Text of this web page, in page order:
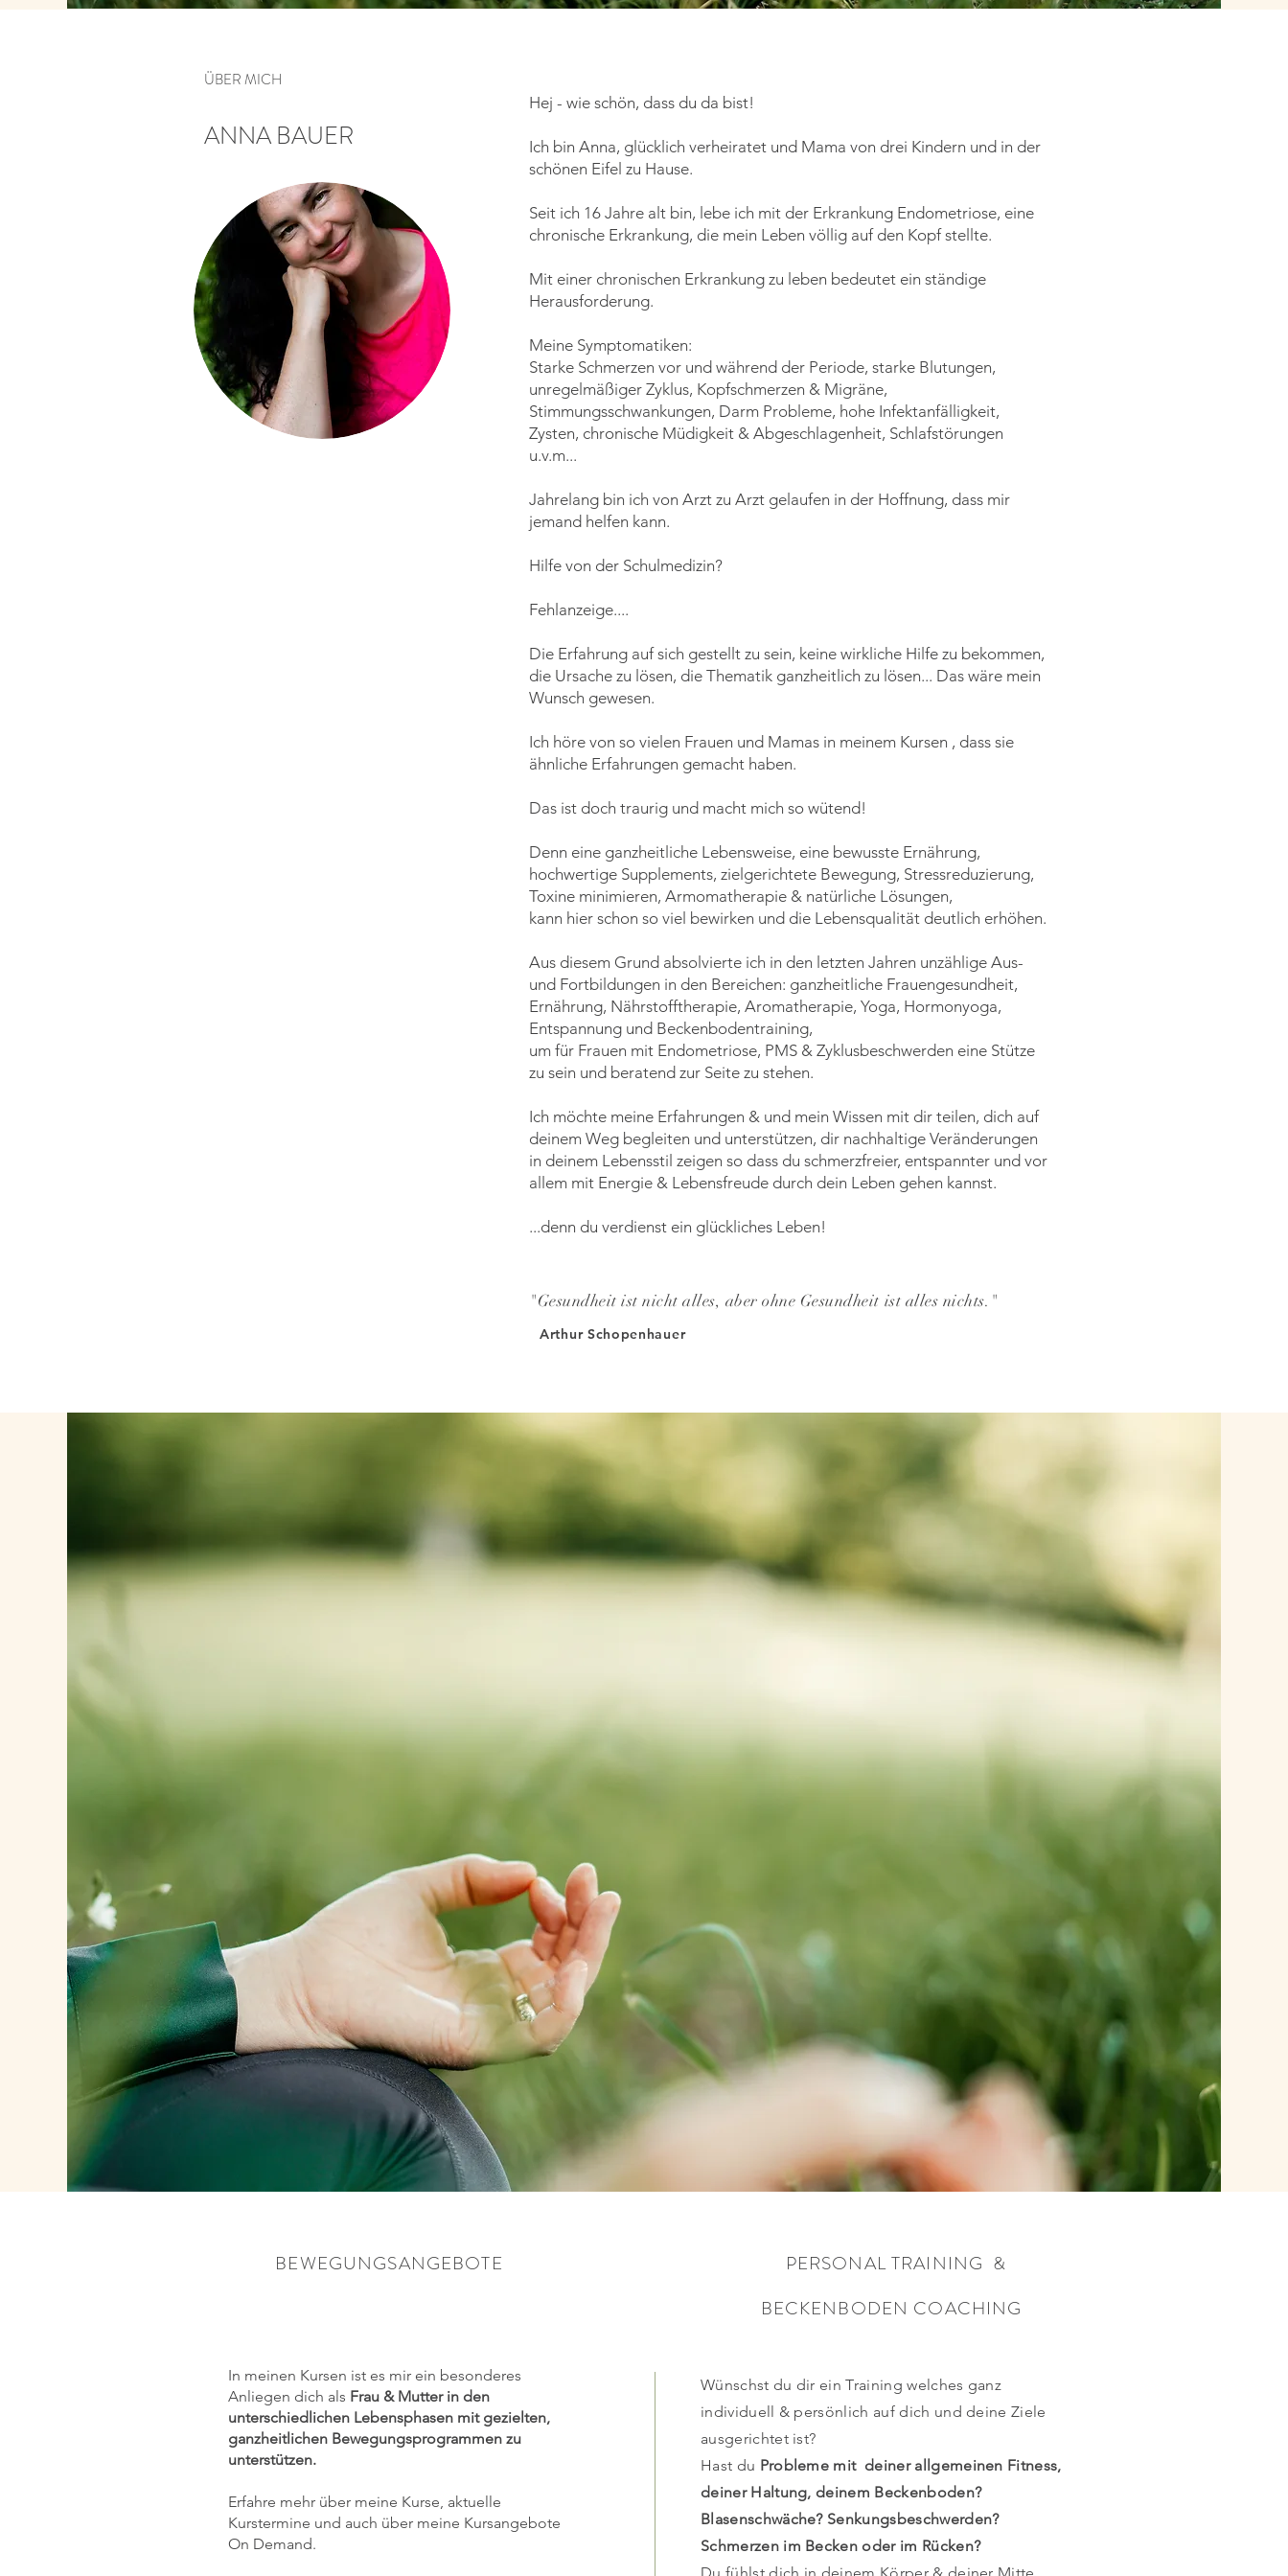
ÜBER MICH
ANNA BAUER
Hej - wie schön, dass du da bist!
Ich bin Anna, glücklich verheiratet und Mama von drei Kindern und in der
schönen Eifel zu Hause.
Seit ich 16 Jahre alt bin, lebe ich mit der Erkrankung Endometriose, eine
chronische Erkrankung, die mein Leben völlig auf den Kopf stellte.
Mit einer chronischen Erkrankung zu leben bedeutet ein ständige
Herausforderung.
Meine Symptomatiken:
Starke Schmerzen vor und während der Periode, starke Blutungen,
unregelmäßiger Zyklus, Kopfschmerzen & Migräne,
Stimmungsschwankungen, Darm Probleme, hohe Infektanfälligkeit,
Zysten, chronische Müdigkeit & Abgeschlagenheit, Schlafstörungen
u.v.m...
Jahrelang bin ich von Arzt zu Arzt gelaufen in der Hoffnung, dass mir
jemand helfen kann.
Hilfe von der Schulmedizin?
Fehlanzeige....
Die Erfahrung auf sich gestellt zu sein, keine wirkliche Hilfe zu bekommen,
die Ursache zu lösen, die Thematik ganzheitlich zu lösen... Das wäre mein
Wunsch gewesen.
Ich höre von so vielen Frauen und Mamas in meinem Kursen , dass sie
ähnliche Erfahrungen gemacht haben.
Das ist doch traurig und macht mich so wütend!
Denn eine ganzheitliche Lebensweise, eine bewusste Ernährung,
hochwertige Supplements, zielgerichtete Bewegung, Stressreduzierung,
Toxine minimieren, Armomatherapie & natürliche Lösungen,
kann hier schon so viel bewirken und die Lebensqualität deutlich erhöhen.
Aus diesem Grund absolvierte ich in den letzten Jahren unzählige Aus-
und Fortbildungen in den Bereichen: ganzheitliche Frauengesundheit,
Ernährung, Nährstofftherapie, Aromatherapie, Yoga, Hormonyoga,
Entspannung und Beckenbodentraining,
um für Frauen mit Endometriose, PMS & Zyklusbeschwerden eine Stütze
zu sein und beratend zur Seite zu stehen.
Ich möchte meine Erfahrungen & und mein Wissen mit dir teilen, dich auf
deinem Weg begleiten und unterstützen, dir nachhaltige Veränderungen
in deinem Lebensstil zeigen so dass du schmerzfreier, entspannter und vor
allem mit Energie & Lebensfreude durch dein Leben gehen kannst.
...denn du verdienst ein glückliches Leben!
"Gesundheit ist nicht alles, aber ohne Gesundheit ist alles nichts."
Arthur Schopenhauer
BEWEGUNGSANGEBOTE
PERSONAL TRAINING &
BECKENBODEN COACHING
Wünschst du dir ein Training welches ganz
individuell & persönlich auf dich und deine Ziele
ausgerichtet ist?
Hast du Probleme mit deiner allgemeinen Fitness,
deiner Haltung, deinem Beckenboden?
Blasenschwäche? Senkungsbeschwerden?
Schmerzen im Becken oder im Rücken?
In meinen Kursen ist es mir ein besonderes
Anliegen dich als Frau & Mutter in den
unterschiedlichen Lebensphasen mit gezielten,
ganzheitlichen Bewegungsprogrammen zu
unterstützen.
Erfahre mehr über meine Kurse, aktuelle
Kurstermine und auch über meine Kursangebote
On Demand.